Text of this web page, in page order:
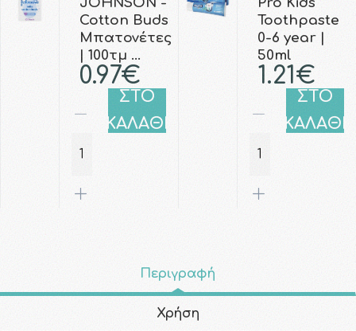
Cotton Buds
Μπατονέτες
| 100τμ …
0.97€
ΣΤΟ
ΚΑΛΑΘΙ
Toothpaste
0-6 year |
50ml
1.21€
ΣΤΟ
ΚΑΛΑΘΙ
Περιγραφή
Χρήση